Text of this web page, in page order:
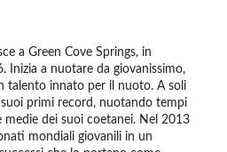
a Green Cove Springs, in
Inizia a nuotare da giovanissimo,
talento innato per il nuoto. A soli
primi record, nuotando tempi
medie dei suoi coetanei. Nel 2013
mondiali giovanili in un